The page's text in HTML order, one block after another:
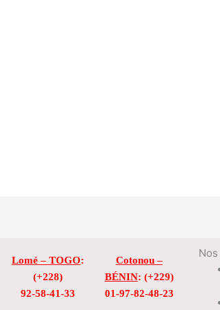
Lomé – TOGO:
(+228)
92-58-41-33
Cotonou –
BÉNIN: (+229)
01-97-82-48-23